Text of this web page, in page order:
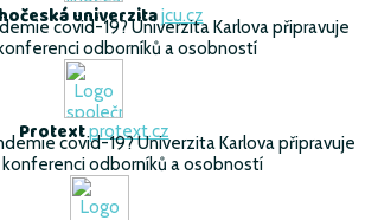
univerzitajcu.cz
covid-19? Univerzita Karlova připravuje
odborníků a osobností
Protextprotext.cz
covid-19? Univerzita Karlova připravuje
konferenci odborníků a osobností